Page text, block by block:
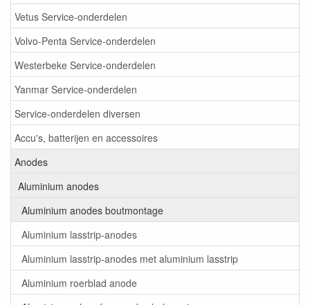
Vetus Service-onderdelen
Volvo-Penta Service-onderdelen
Westerbeke Service-onderdelen
Yanmar Service-onderdelen
Service-onderdelen diversen
Accu's, batterijen en accessoires
Anodes
Aluminium anodes
Aluminium anodes boutmontage
Aluminium lasstrip-anodes
Aluminium lasstrip-anodes met aluminium lasstrip
Aluminium roerblad anode